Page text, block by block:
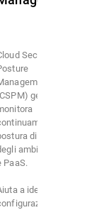
Security
gestisce e
la
di sicurezza
ambienti IaaS
PaaS.
a identificare